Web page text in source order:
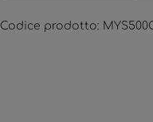
Codice prodotto: